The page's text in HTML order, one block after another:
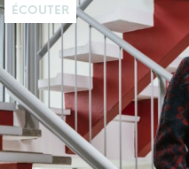
ÉCOUTER